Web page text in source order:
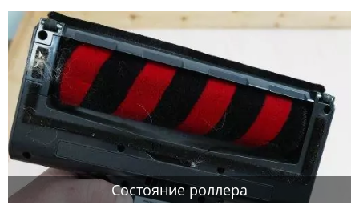
Состояние роллера